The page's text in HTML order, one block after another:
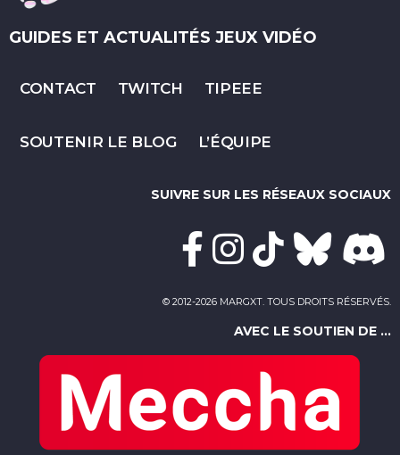
GUIDES ET ACTUALITÉS JEUX VIDÉO
CONTACT TWITCH TIPEEE
SOUTENIR LE BLOG L’ÉQUIPE
SUIVRE SUR LES RÉSEAUX SOCIAUX
© 2012-2026 MARGXT. TOUS DROITS RÉSERVÉS.
AVEC LE SOUTIEN DE ...